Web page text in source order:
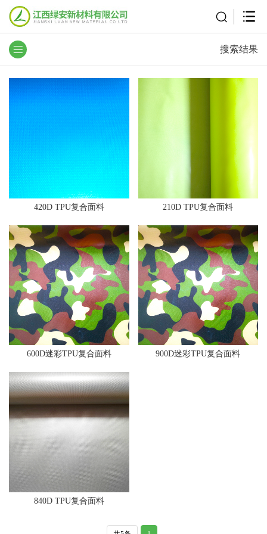
搜索结果
420D TPU复合面料 210D TPU复合面料
600D迷彩TPU复合面料 900D迷彩TPU复合面料
840D TPU复合面料